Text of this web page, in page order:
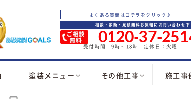
よくある質問はコチラをクリック♪
相談・診断・見積無料お気軽にお問い合わせ下
0120-37-
受付時間 9時～18時 定休日：火曜
塗装メニュー その他工事 施工事